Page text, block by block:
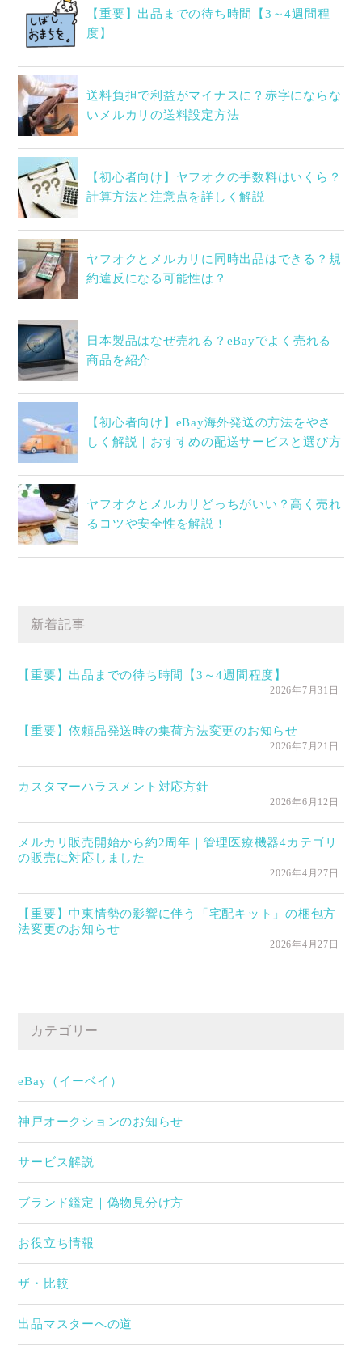
【重要】出品までの待ち時間【3～4週間程
度】
送料負担で利益がマイナスに？赤字にならな
いメルカリの送料設定方法
【初心者向け】ヤフオクの手数料はいくら？
計算方法と注意点を詳しく解説
ヤフオクとメルカリに同時出品はできる？規
約違反になる可能性は？
日本製品はなぜ売れる？eBayでよく売れる
商品を紹介
【初心者向け】eBay海外発送の方法をやさ
しく解説｜おすすめの配送サービスと選び方
ヤフオクとメルカリどっちがいい？高く売れ
るコツや安全性を解説！
新着記事
【重要】出品までの待ち時間【3～4週間程度】
2026年7月31日
【重要】依頼品発送時の集荷方法変更のお知らせ
2026年7月21日
カスタマーハラスメント対応方針
2026年6月12日
メルカリ販売開始から約2周年｜管理医療機器4カテゴリ
の販売に対応しました
2026年4月27日
【重要】中東情勢の影響に伴う「宅配キット」の梱包方
法変更のお知らせ
2026年4月27日
カテゴリー
eBay（イーベイ）
神戸オークションのお知らせ
サービス解説
ブランド鑑定｜偽物見分け方
お役立ち情報
ザ・比較
出品マスターへの道